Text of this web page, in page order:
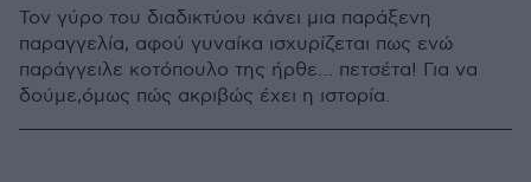
Τον γύρο του διαδικτύου κάνει μια παράξενη
παραγγελία, αφού γυναίκα ισχυρίζεται πως ενώ
παράγγειλε κοτόπουλο της ήρθε… πετσέτα! Για να
δούμε,όμως πώς ακριβώς έχει η ιστορία.